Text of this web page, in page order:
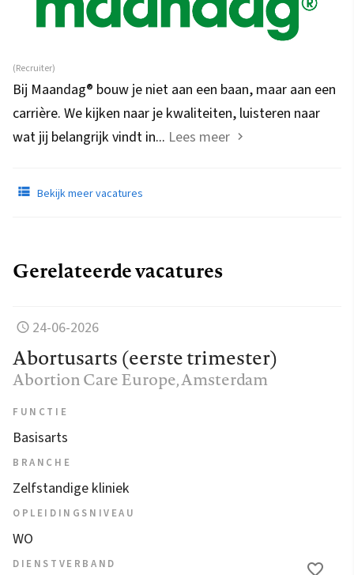
(Recruiter)
Bij Maandag® bouw je niet aan een baan, maar aan een
carrière. We kijken naar je kwaliteiten, luisteren naar
wat jij belangrijk vindt in... Lees meer
Bekijk meer vacatures
Gerelateerde vacatures
24-06-2026
Abortusarts (eerste trimester)
Abortion Care Europe, Amsterdam
FUNCTIE
Basisarts
BRANCHE
Zelfstandige kliniek
OPLEIDINGSNIVEAU
WO
DIENSTVERBAND